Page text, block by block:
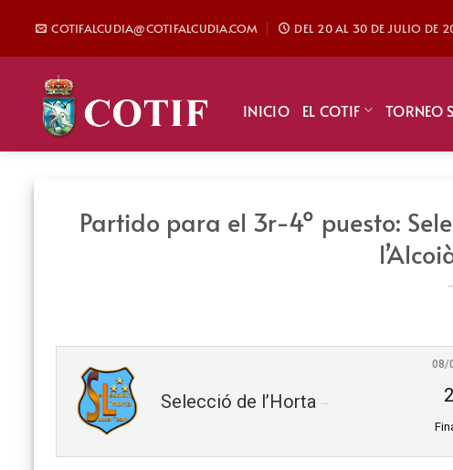
contenido
COTIFALCUDIA@COTIFALCUDIA.COM DEL 20 AL 30 DE JULIO DE
INICIO EL COTIF TORNEO
Partido para el 3r-4º puesto:
Selecció de l’Horta (Alevin) 2018
08/
2